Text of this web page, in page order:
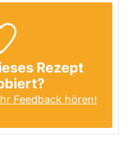
Rezept
Feedback hören!